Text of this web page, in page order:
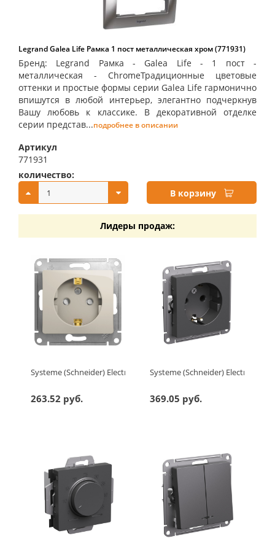
Legrand Galea Life Рамка 1 пост металлическая хром (771931)
Бренд: Legrand Рамка - Galea Life - 1 пост -
металлическая - ChromeТрадиционные цветовые
оттенки и простые формы серии Galea Life гармонично
впишутся в любой интерьер, элегантно подчеркнув
Вашу любовь к классике. В декоративной отделке
серии представ...подробнее в описании
Артикул
771931
количество:
В корзину
Лидеры продаж:
Systeme (Schneider) Electric GLOSSA РОЗЕТКА с
263.52 руб.
Systeme (Schneider) Electric
369.05 руб.